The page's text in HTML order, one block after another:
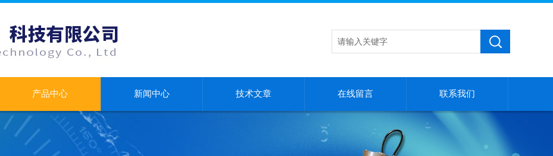
产品中心 新闻中心 技术文章 在线留言 联系我们